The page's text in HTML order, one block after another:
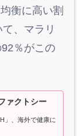
衡に高い割
、マラリ
％がこの
ァクトシー
」、海外で健康に